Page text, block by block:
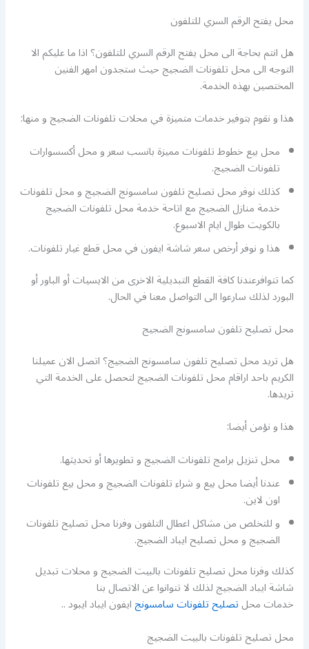
محل يفتح الرقم السري للتلفون
هل انتم بحاجة الى محل يفتح الرقم السري للتلفون؟ اذا ما عليكم الا
التوجه الى محل تلفونات الضجيج حيث ستجدون امهر الفنين
المختصين بهذه الخدمة.
هذا و نقوم بتوفير خدمات متميزة في محلات تلفونات الضجيج و منها:
محل بيع خطوط تلفونات مميزة بانسب سعر و محل أكسسوارات
تلفونات الضجيج.
كذلك نوفر محل تصليح تلفون سامسونج الضجيج و محل تلفونات
خدمة منازل الضجيج مع اتاحة خدمة محل تلفونات الضجيج
بالكويت طوال ايام الاسبوع.
هذا و نوفر أرخص سعر شاشة ايفون في محل قطع غيار تلفونات.
كما تتوافرعندنا كافة القطع التبديلية الاخرى من الايسيات أو الباور أو
البورد لذلك سارعوا الى التواصل معنا في الحال.
محل تصليح تلفون سامسونج الضجيج
هل تريد محل تصليح تلفون سامسونج الضجيج؟ اتصل الان عميلنا
الكريم باحد اراقام محل تلفونات الضجيج لتحصل على الخدمة التي
تريدها.
هذا و نؤمن أيضا:
محل تنزيل برامج تلفونات الضجيج و تطويرها أو تحديثها.
عندنا أيضا محل بيع و شراء تلفونات الضجيج و محل بيع تلفونات
اون لاين.
و للتخلص من مشاكل اعطال التلفون وفرنا محل تصليح تلفونات
الضجيج و محل تصليح ايباد الضجيج.
كذلك وفرنا محل تصليح تلفونات بالبيت الضجيج و محلات تبديل
شاشة ايباد الضجيج لذلك لا تتوانوا عن الاتصال بنا
خدمات محلتصليح تلفونات سامسونجايفون ايباد ايبود ..
محل تصليح تلفونات بالبيت الضجيج